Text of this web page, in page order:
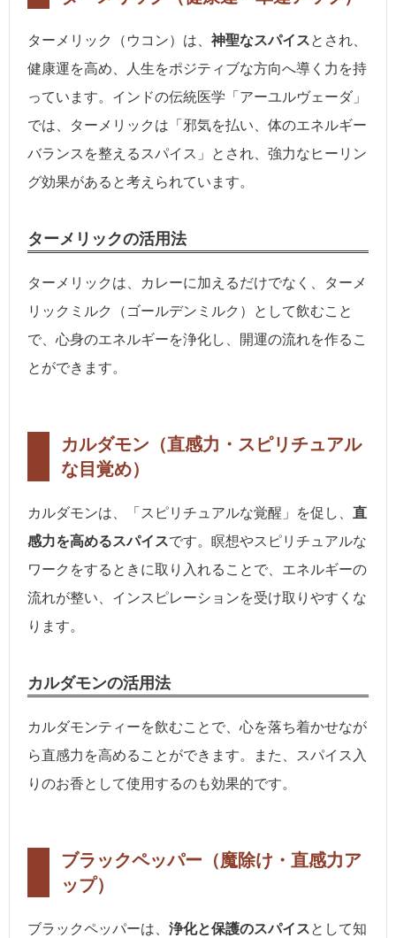
ターメリック（ウコン）は、 神聖なスパイスとされ、
健康運を高め、人生をポジティブな方向へ導く力を持
っています。インドの伝統医学「アーユルヴェーダ」
では、ターメリックは「邪気を払い、体のエネルギー
バランスを整えるスパイス」とされ、強力なヒーリン
グ効果があると考えられています。
ターメリックの活用法
ターメリックは、カレーに加えるだけでなく、ターメ
リックミルク（ゴールデンミルク）として飲むこと
で、心身のエネルギーを浄化し、開運の流れを作るこ
とができます。
カルダモン（直感力・スピリチュアル
な目覚め）
カルダモンは、「スピリチュアルな覚醒」を促し、 直
感力を高めるスパイスです。瞑想やスピリチュアルな
ワークをするときに取り入れることで、エネルギーの
流れが整い、インスピレーションを受け取りやすくな
ります。
カルダモンの活用法
カルダモンティーを飲むことで、心を落ち着かせなが
ら直感力を高めることができます。また、スパイス入
りのお香として使用するのも効果的です。
ブラックペッパー（魔除け・直感力ア
ップ）
ブラックペッパーは、 浄化と保護のスパイスとして知